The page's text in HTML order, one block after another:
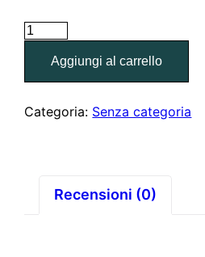
Aggiungi al carrello
Categoria: Senza categoria
Recensioni (0)